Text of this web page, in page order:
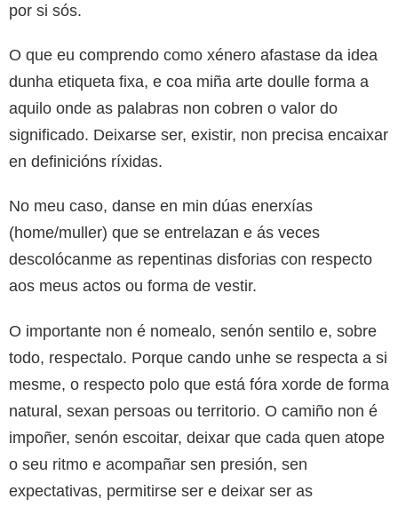
por si sós.
O que eu comprendo como xénero afastase da idea
dunha etiqueta fixa, e coa miña arte doulle forma a
aquilo onde as palabras non cobren o valor do
significado. Deixarse ser, existir, non precisa encaixar
en definicións ríxidas.
No meu caso, danse en min dúas enerxías
(home/muller) que se entrelazan e ás veces
descolócanme as repentinas disforias con respecto
aos meus actos ou forma de vestir.
O importante non é nomealo, senón sentilo e, sobre
todo, respectalo. Porque cando unhe se respecta a si
mesme, o respecto polo que está fóra xorde de forma
natural, sexan persoas ou territorio. O camiño non é
impoñer, senón escoitar, deixar que cada quen atope
o seu ritmo e acompañar sen presión, sen
expectativas, permitirse ser e deixar ser as